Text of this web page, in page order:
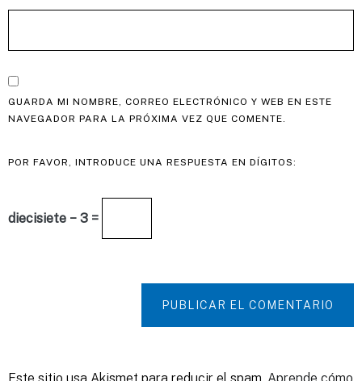
GUARDA MI NOMBRE, CORREO ELECTRÓNICO Y WEB EN ESTE
NAVEGADOR PARA LA PRÓXIMA VEZ QUE COMENTE.
POR FAVOR, INTRODUCE UNA RESPUESTA EN DÍGITOS:
diecisiete − 3 =
PUBLICAR EL COMENTARIO
Este sitio usa Akismet para reducir el spam. Aprende cómo